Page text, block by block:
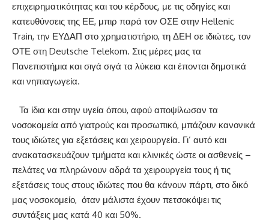
επιχειρηματικότητας και του κέρδους, με τις οδηγίες και
κατευθύνσεις της ΕΕ, μπιρ παρά τον ΟΣΕ στην Hellenic
Train, την ΕΥΔΑΠ στο χρηματιστήριο, τη ΔΕΗ σε ιδιώτες, τον
ΟΤΕ στη Deutsche Telekom. Στις μέρες μας τα
Πανεπιστήμια και σιγά σιγά τα λύκεια και έπονται δημοτικά
και νηπιαγωγεία.
Τα ίδια και στην υγεία όπου, αφού αποψίλωσαν τα
νοσοκομεία από γιατρούς και προσωπικό, μπάζουν κανονικά
τους ιδιώτες για εξετάσεις και χειρουργεία. Γι’ αυτό και
ανακατασκευάζουν τμήματα και κλινικές ώστε οι ασθενείς –
πελάτες να πληρώνουν αδρά τα χειρουργεία τους ή τις
εξετάσεις τους στους ιδιώτες που θα κάνουν πάρτι, στο δικό
μας νοσοκομείο, όταν μάλιστα έχουν πετσοκόψει τις
συντάξεις μας κατά 40 και 50%.